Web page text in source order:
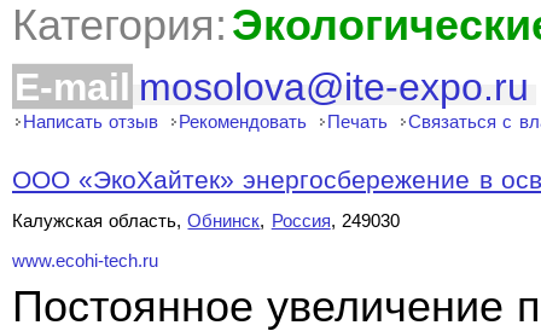
Категория:
E-mail mosolova@ite-expo.ru
Написать отзыв Рекомендовать Печать Связаться с
ООО «ЭкоХайтек» энергосбережение в
Калужская область,Обнинск, Россия, 249030
www.ecohi-tech.ru
Постоянное увеличение